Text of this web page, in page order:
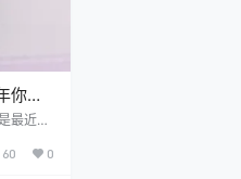
你准
最近大
地的商
60 0